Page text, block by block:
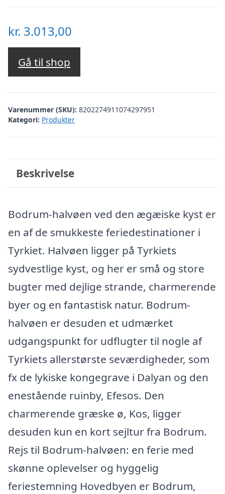
kr. 3.013,00
Gå til shop
Varenummer (SKU): 8202274911074297951
Kategori: Produkter
Beskrivelse
Bodrum-halvøen ved den ægæiske kyst er
en af de smukkeste feriedestinationer i
Tyrkiet. Halvøen ligger på Tyrkiets
sydvestlige kyst, og her er små og store
bugter med dejlige strande, charmerende
byer og en fantastisk natur. Bodrum-
halvøen er desuden et udmærket
udgangspunkt for udflugter til nogle af
Tyrkiets allerstørste seværdigheder, som
fx de lykiske kongegrave i Dalyan og den
enestående ruinby, Efesos. Den
charmerende græske ø, Kos, ligger
desuden kun en kort sejltur fra Bodrum.
Rejs til Bodrum-halvøen: en ferie med
skønne oplevelser og hyggelig
feriestemning Hovedbyen er Bodrum,